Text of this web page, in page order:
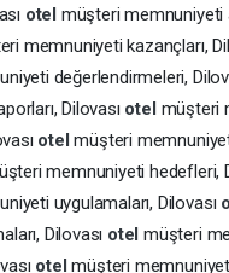
otel müşteri memnuniyeti
memnuniyeti kazançları,
değerlendirmeleri,
Dilovası otel müşteri
otelmüşteri
memnuniyeti hedefleri,
uygulamaları, Dilovası
Dilovası otelmüşteri
otelmüşteri